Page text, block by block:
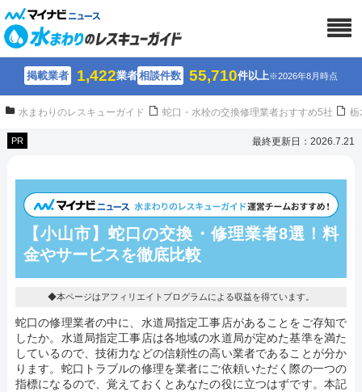
掲載業者 1,422業者相談件数 55,710件以上※2026年8月時点
水まわりのレスキューガイド 蛇口・水栓の交換修理業者おすすめ5社 栃
PR 最終更新日：2026.7.21
【小山市】蛇口の交換・修理業者8選！料
金やサービスを徹底比較
◆本ページはアフィリエイトプログラムによる収益を得ています。
蛇口の修理業者の中に、水道局指定工事店があることをご存知で
したか。水道局指定工事店は各地域の水道局が定めた基準を満た
しているので、技術力などの信頼性の高い業者であることが分か
ります。蛇口トラブルの修理を業者にご依頼いただく際の一つの
指標になるので、覚えておくとあなたの役に立つはずです。本記